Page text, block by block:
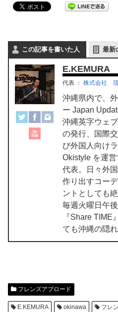
この記事を書いた人 最新
E.KEMURA
代表 ： 株式会社
沖縄県内で、
ー Japan
沖縄英字ウェ
の発行、国際
び外国人向け
Okistyle を運
代表。日々外
作り出すコー
ントとしても
毎週火曜日午
『Share TIME
ても沖縄の隠
フレンズアブロード
E.KEMURA okinawa フレ